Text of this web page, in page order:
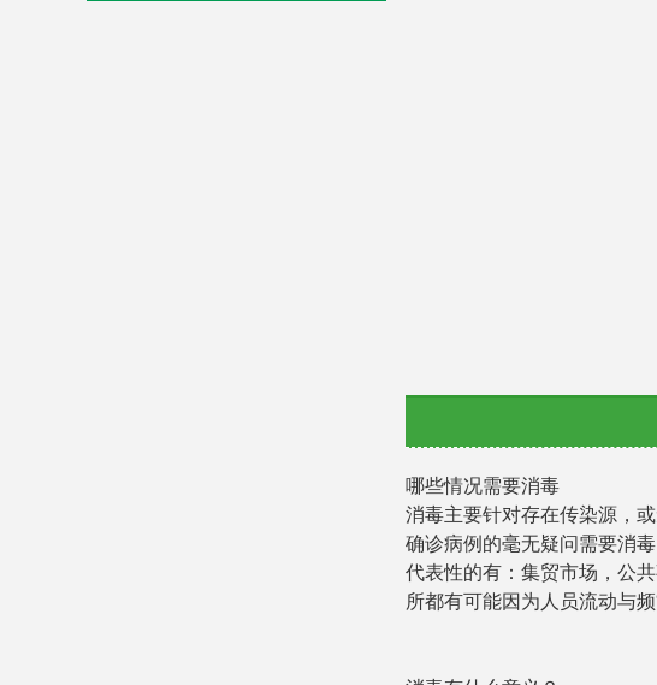
哪些情况需要消毒
消毒主要针对存在传染源，
确诊病例的毫无疑问需要消
代表性的有：集贸市场，公
所都有可能因为人员流动与